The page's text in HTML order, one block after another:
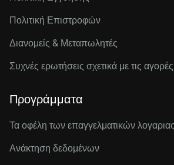
Πολιτική Επιστροφών
Διανομείς & Μεταπωλητές
Συχνές ερωτήσεις σχετικά με τις αγορές
Προγράμματα
Τα οφέλη των επαγγελματικών
Ανάκτηση δεδομένων